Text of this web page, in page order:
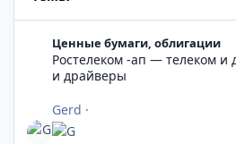
Ценные бумаги, облигации
Ростелеком -ап — телеком и
и драйверы
Gerd ·